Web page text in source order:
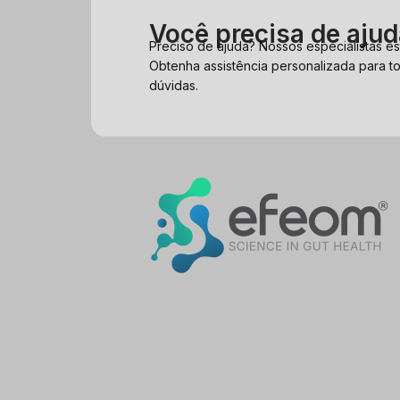
Você precisa de
Preciso de ajuda? Nossos especialistas
Obtenha assistência personalizada para
dúvidas.